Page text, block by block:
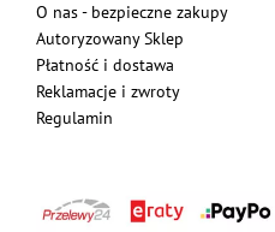
O nas - bezpieczne zakupy
Autoryzowany Sklep
Płatność i dostawa
Reklamacje i zwroty
Regulamin